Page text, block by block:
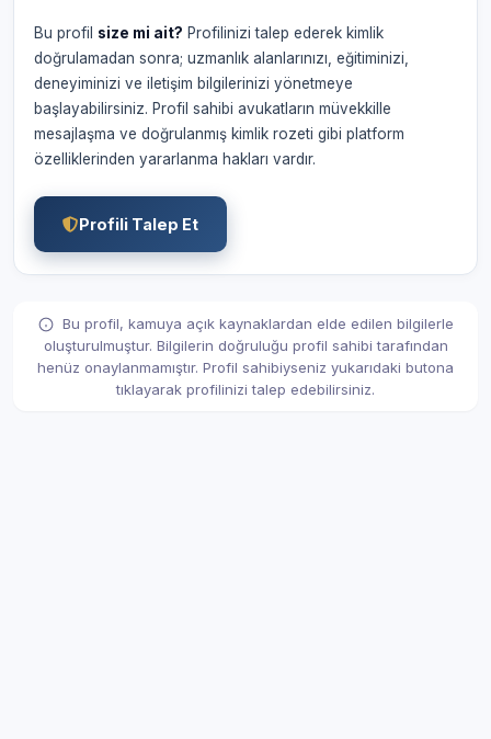
Bu profil size mi ait? Profilinizi talep ederek kimlik
doğrulamadan sonra; uzmanlık alanlarınızı, eğitiminizi,
deneyiminizi ve iletişim bilgilerinizi yönetmeye
başlayabilirsiniz. Profil sahibi avukatların müvekkille
mesajlaşma ve doğrulanmış kimlik rozeti gibi platform
özelliklerinden yararlanma hakları vardır.
Profili Talep Et
Bu profil, kamuya açık kaynaklardan elde edilen bilgilerle
oluşturulmuştur. Bilgilerin doğruluğu profil sahibi tarafından
henüz onaylanmamıştır. Profil sahibiyseniz yukarıdaki butona
tıklayarak profilinizi talep edebilirsiniz.